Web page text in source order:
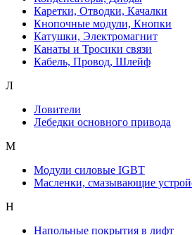
Каретки, Отводки, Качалки
Кнопочные модули, Кнопки
Катушки, Электромагнит
Канаты и Тросики связи
Кабель, Провод, Шлейф
Л
Ловители
Лебедки основного привода
М
Модули силовые IGBT
Масленки, смазывающие
Н
Напольные покрытия в лифт